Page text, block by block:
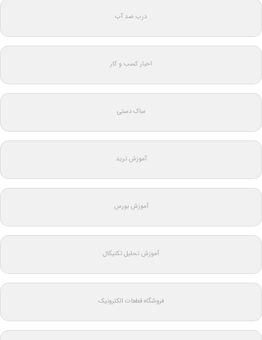
درب ضد آب
اخبار کسب و کار
ساک دستی
آموزش ترید
آموزش بورس
آموزش تحلیل تکنیکال
فروشگاه قطعات الکترونیک